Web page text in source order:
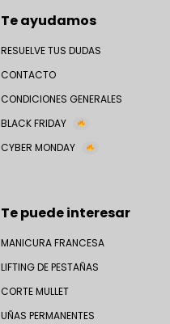
Te ayudamos
RESUELVE TUS DUDAS
CONTACTO
CONDICIONES GENERALES
BLACK FRIDAY
CYBER MONDAY
Te puede interesar
MANICURA FRANCESA
LIFTING DE PESTAÑAS
CORTE MULLET
UÑAS PERMANENTES